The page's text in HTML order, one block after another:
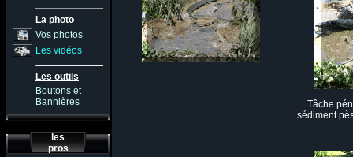
La photo
Vos photos
Les vidéos
Les outils
.
Boutons et
Bannières
les
pros
Tâche
sédiment